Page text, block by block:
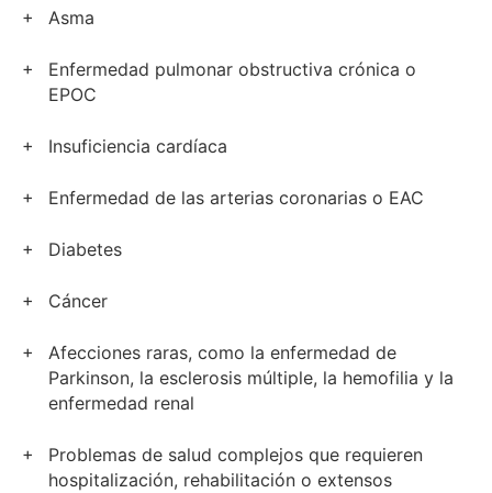
Asma
Enfermedad pulmonar obstructiva crónica o
EPOC
Insuficiencia cardíaca
Enfermedad de las arterias coronarias o EAC
Diabetes
Cáncer
Afecciones raras, como la enfermedad de
Parkinson, la esclerosis múltiple, la hemofilia y la
enfermedad renal
Problemas de salud complejos que requieren
hospitalización, rehabilitación o extensos